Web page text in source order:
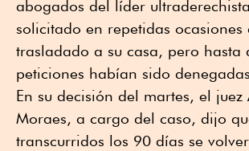
abogados del líder
solicitado en repetidas ocasiones
trasladado a su casa, pero hasta
peticiones habían sido
En su decisión del martes, el juez
Moraes, a cargo del caso, dijo
transcurridos los 90 días se